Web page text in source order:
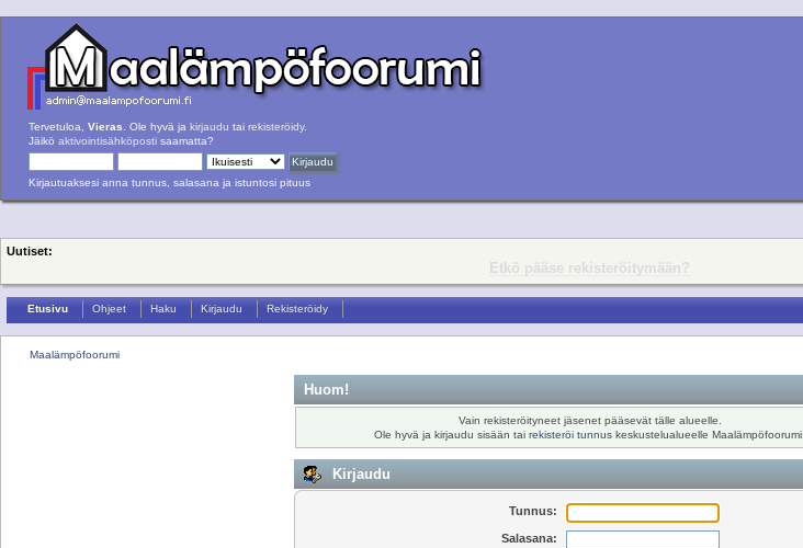
Tervetuloa, Vieras . Ole hyvä ja kirjaudu tai rekisteröidy.
Jäikö aktivointisähköposti saamatta?
Kirjautuaksesi anna tunnus, salasana ja istuntosi pituus
Uutiset:
Etkö pääse rekisteröitymään?
Etusivu Ohjeet Haku Kirjaudu Rekisteröidy
Maalämpöfoorumi
Huom!
Vain rekisteröityneet jäsenet pääsevät tälle alueelle.
Ole hyvä ja kirjaudu sisään tairekisteröi tunnus keskustelualueelle Maalämpöfoorumi.
Kirjaudu
Tunnus:
Salasana: